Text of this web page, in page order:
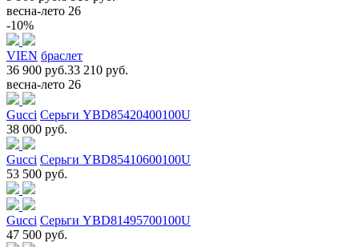
весна-лето 26
-10%
VIEN браслет
36 900 руб.33 210 руб.
весна-лето 26
Gucci Серьги YBD85420400100U
38 000 руб.
Gucci Серьги YBD85410600100U
53 500 руб.
Gucci Серьги YBD81495700100U
47 500 руб.